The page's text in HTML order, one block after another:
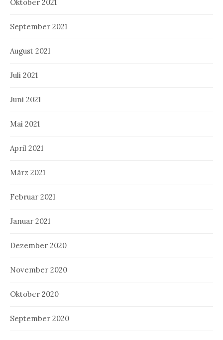
Oktober 2021
September 2021
August 2021
Juli 2021
Juni 2021
Mai 2021
April 2021
März 2021
Februar 2021
Januar 2021
Dezember 2020
November 2020
Oktober 2020
September 2020